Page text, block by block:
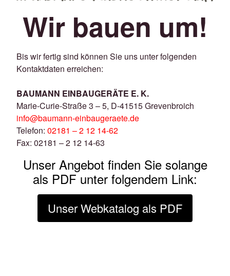
Wir bauen um!
Bis wir fertig sind können Sie uns unter folgenden
Kontaktdaten erreichen:
BAUMANN EINBAUGERÄTE E. K.
Marie-Curie-Straße 3 – 5, D-41515 Grevenbroich
info@baumann-einbaugeraete.de
Telefon: 02181 – 2 12 14-62
Fax: 02181 – 2 12 14-63
Unser Angebot finden Sie solange
als PDF unter folgendem Link:
Unser Webkatalog als PDF